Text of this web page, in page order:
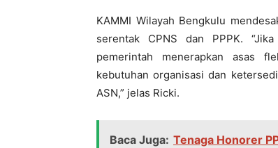
KAMMI Wilayah Bengkulu
serentak CPNS dan PPPK.
pemerintah menerapkan asas
kebutuhan organisasi dan
ASN,” jelas Ricki.
Baca Juga: Tenaga Honorer